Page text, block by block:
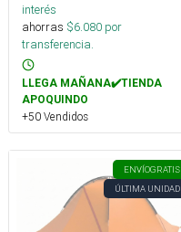
interés
ahorras $6.080 por
transferencia.
LLEGA MAÑANA✔️TIENDA
APOQUINDO
+50 Vendidos
ENVÍOGRATIS
ÚLTIMA UNIDAD